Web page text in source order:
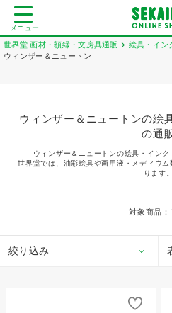
メニュー
世界堂 画材・額縁・文房具通販
絵具・イン
ウィンザー＆ニュートン
ウィンザー＆ニュートンの絵
の通
ウィンザー＆ニュートンの絵具・インク
世界堂では、油彩絵具や画用液・メディウ
ります。
対象商品：
絞り込み